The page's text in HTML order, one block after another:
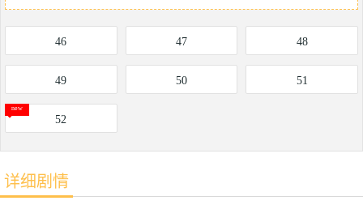
46 47 48
49 50 51
52
详细剧情